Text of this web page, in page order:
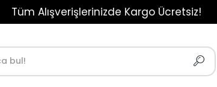
Tüm Alışverişlerinizde Kargo Ücretsiz!